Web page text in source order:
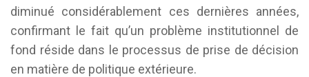
diminué considérablement ces dernières années,
confirmant le fait qu’un problème institutionnel de
fond réside dans le processus de prise de décision
en matière de politique extérieure.